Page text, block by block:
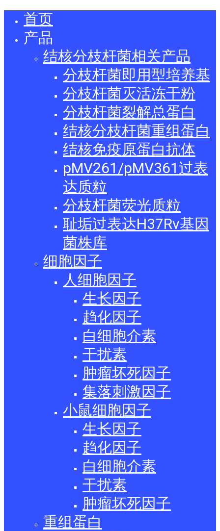
首页
产品
结核分枝杆菌相关产品
分枝杆菌即用型培养基
分枝杆菌灭活冻干粉
分枝杆菌裂解总蛋白
结核分枝杆菌重组蛋白
结核免疫原蛋白抗体
pMV261/pMV361过表
达质粒
分枝杆菌荧光质粒
耻垢过表达H37Rv基因
菌株库
细胞因子
人细胞因子
生长因子
趋化因子
白细胞介素
干扰素
肿瘤坏死因子
集落刺激因子
小鼠细胞因子
生长因子
趋化因子
白细胞介素
干扰素
肿瘤坏死因子
重组蛋白